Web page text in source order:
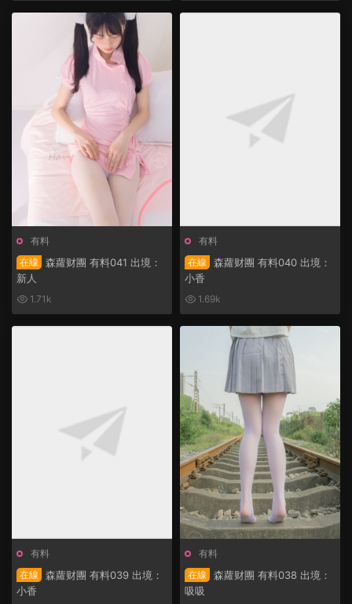
有料
在線
森蘿财團 有料041 出境：
新人
1.71k
有料
在線
森蘿财團 有料040 出境：
小香
1.69k
有料
在線
森蘿财團 有料039 出境：
小香
有料
在線
森蘿财團 有料038 出境：
吸吸